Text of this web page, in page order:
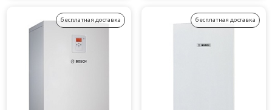
бесплатная доставка бесплатная доставка